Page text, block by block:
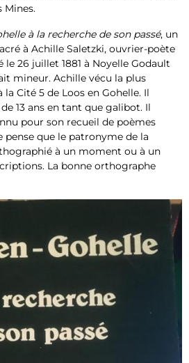
Mines.
à la recherche de son passé, un
à Achille Saletzki, ouvrier-poète
le 26 juillet 1881 à Noyelle Godault
mineur. Achille vécu la plus
Cité 5 de Loos en Gohelle. Il
13 ans en tant que galibot. Il
pour son recueil de poèmes
pense que le patronyme de la
à un moment ou à un
La bonne orthographe